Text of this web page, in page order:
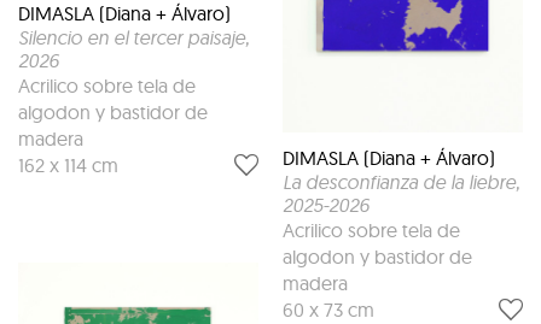
DIMASLA (Diana + Álvaro)
Silencio en el tercer paisaje,
2026
Acrilico sobre tela de
algodon y bastidor de
madera
162 x 114 cm
DIMASLA (Diana + Álvaro)
La desconfianza de la liebre,
2025-2026
Acrilico sobre tela de
algodon y bastidor de
madera
60 x 73 cm